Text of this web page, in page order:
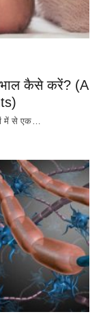
कैसे करें? (A
में से एक…